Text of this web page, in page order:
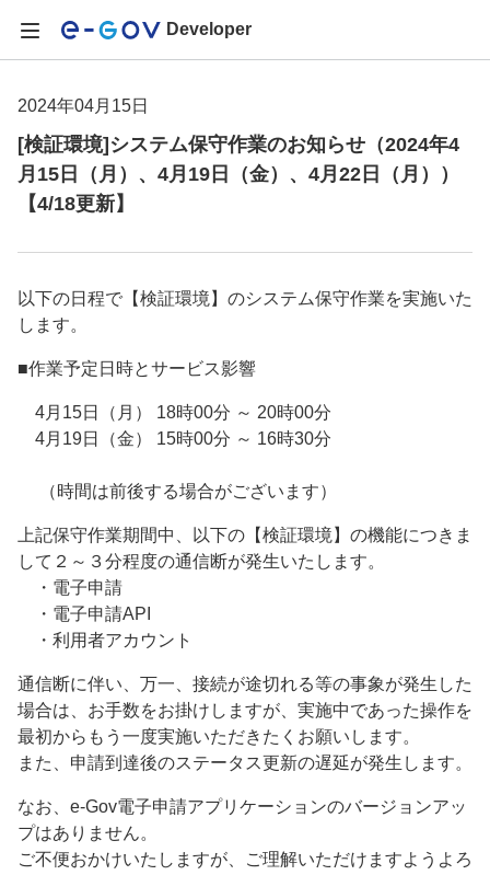
Developer
2024年04月15日
[検証環境]システム保守作業のお知らせ（2024年4
月15日（月）、4月19日（金）、4月22日（月））
【4/18更新】
以下の日程で【検証環境】のシステム保守作業を実施いた
します。
■作業予定日時とサービス影響
4月15日（月） 18時00分 ～ 20時00分
4月19日（金） 15時00分 ～ 16時30分
（時間は前後する場合がございます）
上記保守作業期間中、以下の【検証環境】の機能につきま
して２～３分程度の通信断が発生いたします。
・電子申請
・電子申請API
・利用者アカウント
通信断に伴い、万一、接続が途切れる等の事象が発生した
場合は、お手数をお掛けしますが、実施中であった操作を
最初からもう一度実施いただきたくお願いします。
また、申請到達後のステータス更新の遅延が発生します。
なお、e-Gov電子申請アプリケーションのバージョンアッ
プはありません。
ご不便おかけいたしますが、ご理解いただけますようよろ